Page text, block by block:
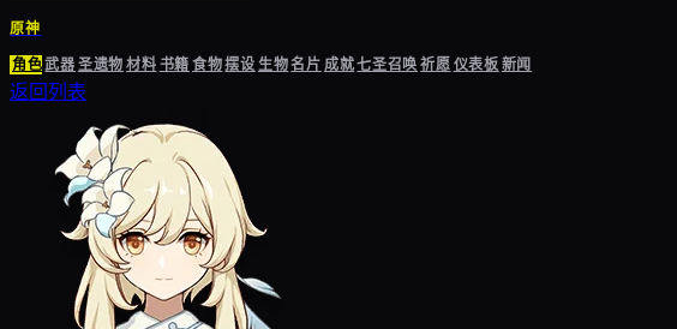
原神
角色武器圣遗物材料书籍食物摆设生物名片成就七圣召唤祈愿仪表板新闻
返回列表